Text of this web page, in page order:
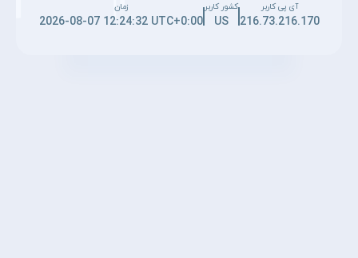
آی پی کاربر
216.73.216.170
کشور کاربر
US
زمان
2026-08-07 12:24:32 UTC+0:00